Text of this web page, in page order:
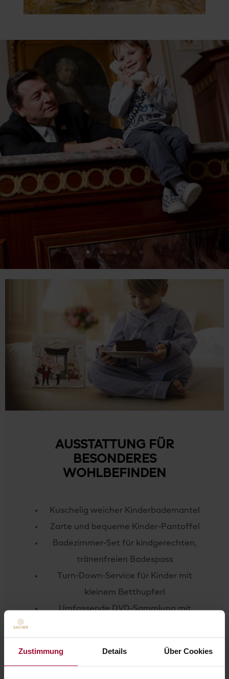
Zustimmung Details Über Cookies
AUSSTATTUNG FÜR
BESONDERES
WOHLBEFINDEN
Kuschelig weicher Kinderbademantel
Zarte und bequeme Kinder-Pantoffel
Badezimmer-Set für kindgerechten,
tränenfreien Badespass
Turn-Down-Service für Kinder mit
kleinem Betthupferl
Umfassende DVD-Sammlung mit